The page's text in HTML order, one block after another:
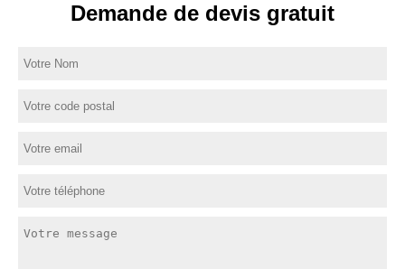
Demande de devis gratuit